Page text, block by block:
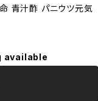
青汁酢 パニウツ元気
available